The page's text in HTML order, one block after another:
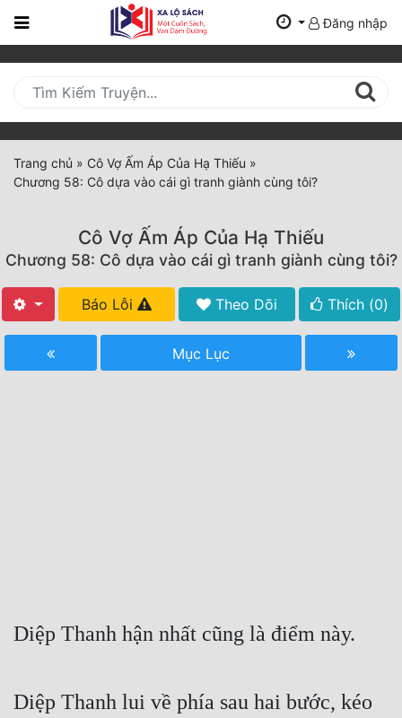
Trang
Mới
Cập
Nhật
(current)
Tất Cả
Hoàn Thành
Xa Lộ Dịch
Cung Đấu
Đăng nhập
Trang chủ » Cô Vợ Ấm Áp Của Hạ Thiếu »
Chương 58: Cô dựa vào cái gì tranh giành cùng tôi?
Cô Vợ Ấm Áp Của Hạ Thiếu
Chương 58: Cô dựa vào cái gì tranh giành cùng tôi?
Báo Lỗi Theo Dõi Thích (0)
Mục Lục
Diệp Thanh hận nhất cũng là điểm này.
Diệp Thanh lui về phía sau hai bước, kéo